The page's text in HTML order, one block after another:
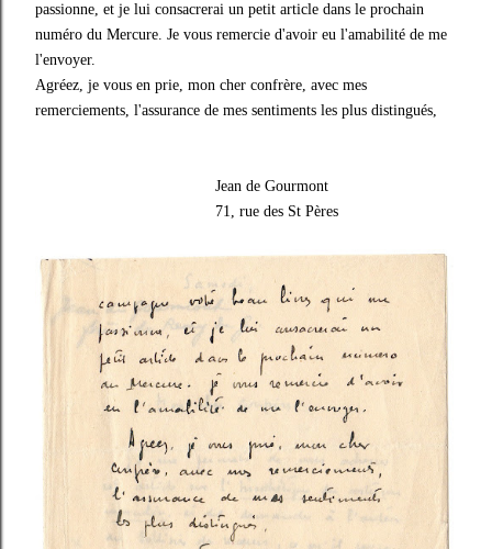
passionne, et je lui consacrerai un petit article dans le prochain
numéro du Mercure. Je vous remercie d'avoir eu l'amabilité de me
l'envoyer.
Agréez, je vous en prie, mon cher confrère, avec mes
remerciements, l'assurance de mes sentiments les plus distingués,
Jean de Gourmont
71, rue des St Pères